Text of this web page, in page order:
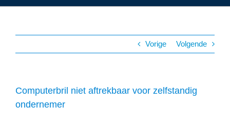
Vorige Volgende
Computerbril niet aftrekbaar voor zelfstandig
ondernemer